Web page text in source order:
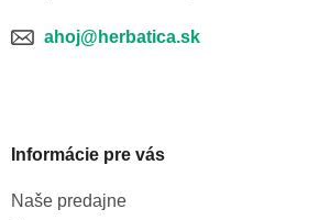
ahoj@herbatica.sk
Informácie pre vás
Naše predajne